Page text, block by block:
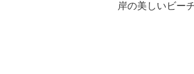
岸の美しいビー